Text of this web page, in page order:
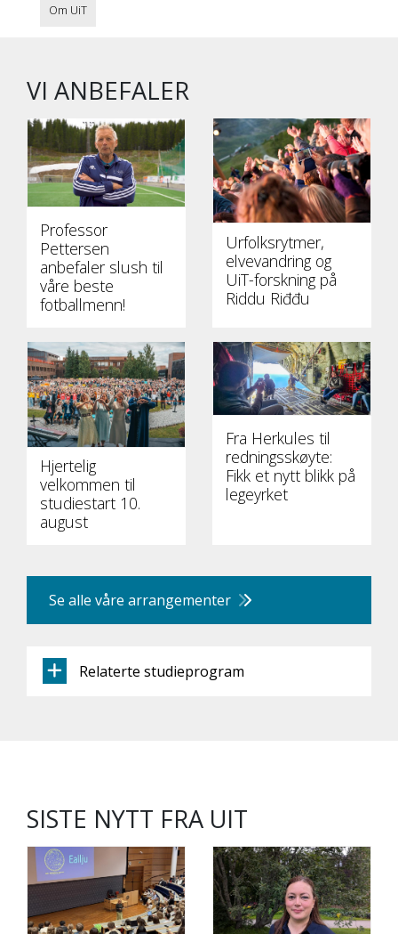
Om UiT
VI ANBEFALER
Professor
Pettersen
anbefaler slush til
våre beste
fotballmenn!
Urfolksrytmer,
elvevandring og
UiT-forskning på
Riddu Riđđu
Hjertelig
velkommen til
studiestart 10.
august
Fra Herkules til
redningsskøyte:
Fikk et nytt blikk på
legeyrket
Se alle våre arrangementer
Relaterte studieprogram
SISTE NYTT FRA UIT